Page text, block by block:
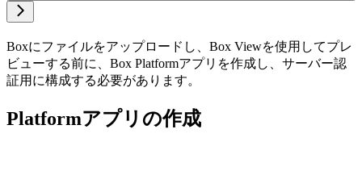
Boxにファイルをアップロードし、Box Viewを使用してプレ
ビューする前に、Box Platformアプリを作成し、サーバー認
証用に構成する必要があります。
Platformアプリの作成